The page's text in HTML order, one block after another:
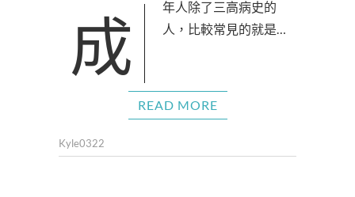
成年人除了三高病史的 人，比較常見的就是…
READ MORE
Kyle0322